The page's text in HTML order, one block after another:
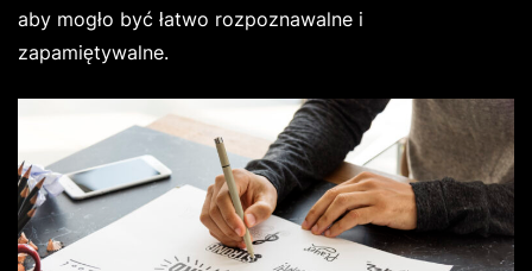
aby mogło być łatwo rozpoznawalne i
zapamiętywalne.